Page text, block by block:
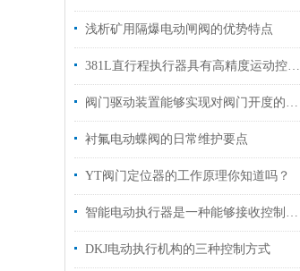
浅析矿用隔爆电动闸阀的优势特点
381L直行程执行器具有高精度运动控制能力
阀门驱动装置能够实现对阀门开度的准确控制
衬氟电动蝶阀的日常维护要点
YT阀门定位器的工作原理你知道吗？
智能电动执行器是一种能够接收控制信号的设备
DKJ电动执行机构的三种控制方式